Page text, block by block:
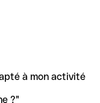
à mon activité
?"